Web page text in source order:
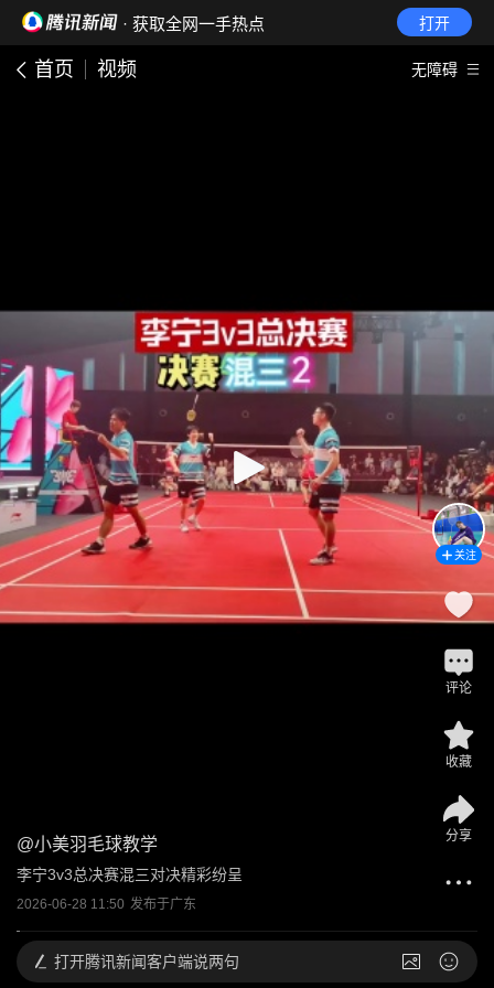
· 获取全网一手热点 打开
首页 视频 无障碍
@小美羽毛球教学
李宁3v3总决赛混三对决精彩纷呈
2026-06-28 11:50 发布于广东
关注
评论
收藏
分享
打开腾讯新闻客户端说两句